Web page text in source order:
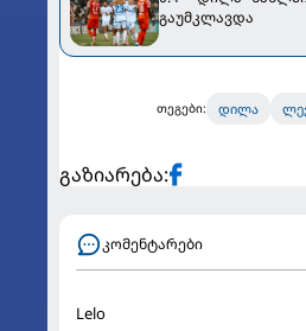
გაუმკლავდა
თეგები: დილა
გაზიარება:
კომენტარები
Lelo